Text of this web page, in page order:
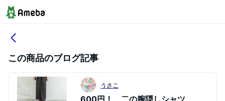
この商品のブログ記事
うさこ
600円！ 二の腕隠しシャツ